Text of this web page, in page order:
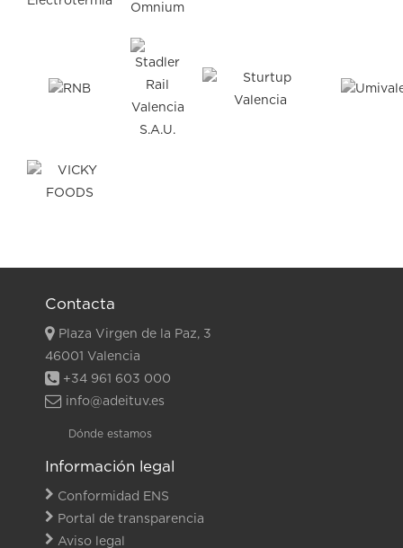
Contacta
Plaza Virgen de la Paz, 3
46001 Valencia
+34 961 603 000
info@adeituv.es
Dónde estamos
Información legal
Conformidad ENS
Portal de transparencia
Aviso legal